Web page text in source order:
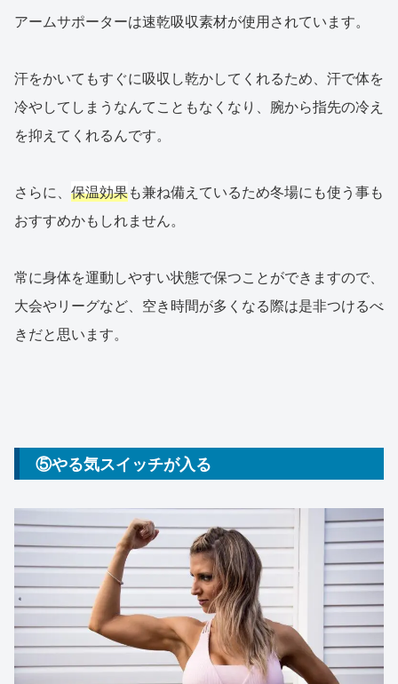
アームサポーターは速乾吸収素材が使用されています。
汗をかいてもすぐに吸収し乾かしてくれるため、汗で体を
冷やしてしまうなんてこともなくなり、腕から指先の冷え
を抑えてくれるんです。
さらに、 保温効果も兼ね備えているため冬場にも使う事も
おすすめかもしれません。
常に身体を運動しやすい状態で保つことができますので、
大会やリーグなど、空き時間が多くなる際は是非つけるべ
きだと思います。
⑤やる気スイッチが入る